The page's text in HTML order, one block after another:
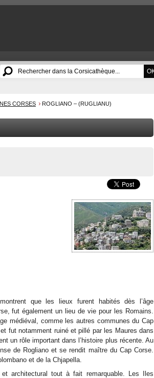
CORSES ROGLIANO – (RUGLIANU)
que les lieux furent habités dès l’âge
fut également un lieu de vie pour les Romains.
médiéval, comme les autres communes du Cap
fut notamment ruiné et pillé par les Maures dans
un rôle important dans l’histoire plus récente. Au
de Rogliano et se rendit maître du Cap Corse.
et de la Chjapella.
architectural tout à fait remarquable. Les Iles